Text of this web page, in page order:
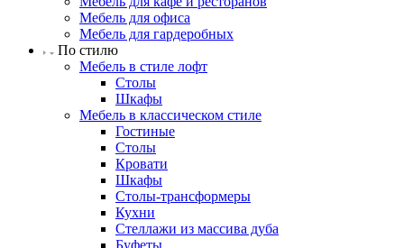
Мебель для офиса
Мебель для гардеробных
По стилю
Мебель в стиле лофт
Столы
Шкафы
Мебель в классическом стиле
Гостиные
Столы
Кровати
Шкафы
Столы-трансформеры
Кухни
Стеллажи из массива дуба
Буфеты